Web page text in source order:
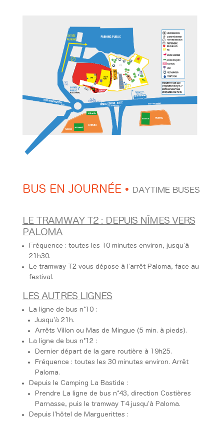
BUS EN JOURNÉE • DAYTIME BUSES
LE TRAMWAY T2 : DEPUIS NÎMES VERS
PALOMA
Fréquence : toutes les 10 minutes environ, jusqu’à
21h30.
Le tramway T2 vous dépose à l’arrêt Paloma, face au
festival.
LES AUTRES LIGNES
La ligne de bus n°10 :
Jusqu’à 21h.
Arrêts Villon ou Mas de Mingue (5 min. à pieds).
La ligne de bus n°12 :
Dernier départ de la gare routière à 19h25.
Fréquence : toutes les 30 minutes environ. Arrêt
Paloma.
Depuis le Camping La Bastide :
Prendre La ligne de bus n°43, direction Costières
Parnasse, puis le tramway T4 jusqu’à Paloma.
Depuis l’hôtel de Marguerittes :